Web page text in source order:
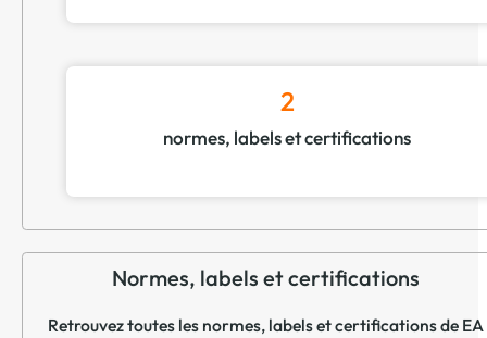
2
normes, labels et certifications
Normes, labels et certifications
Retrouvez toutes les normes, labels et certifications de EA